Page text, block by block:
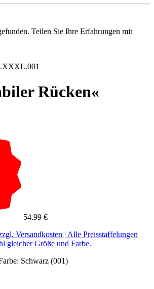
Teilen Sie Ihre Erfahrungen mit
Rücken«
54.99 €
Versandkosten | Alle Preisstaffelungen
gleicher Größe und Farbe.
Schwarz (001)